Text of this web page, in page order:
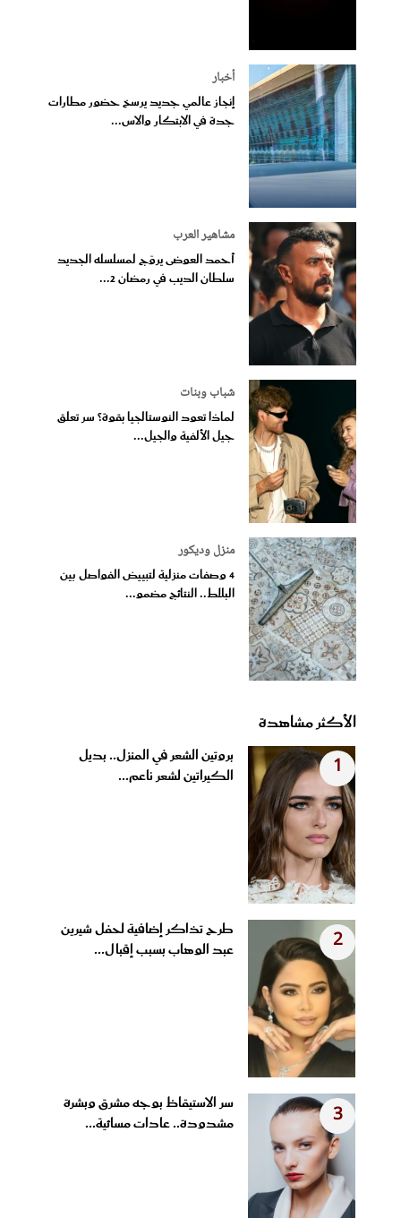
أخبار
إنجاز عالمي جديد يرسخ حضور مطارات
جدة في الابتكار والاس...
مشاهير العرب
أحمد العوضى يروّج لمسلسله الجديد
سلطان الديب في رمضان 2...
شباب وبنات
لماذا تعود النوستالجيا بقوة؟ سر تعلق
جيل الألفية والجيل...
منزل وديكور
4 وصفات منزلية لتبييض الفواصل بين
البلاط.. النتائج مضمو...
الأكثر مشاهدة
1
بروتين الشعر في المنزل.. بديل
الكيراتين لشعر ناعم...
2
طرح تذاكر إضافية لحفل شيرين
عبد الوهاب بسبب إقبال...
3
سر الاستيقاظ بوجه مشرق وبشرة
مشدودة.. عادات مسائية...